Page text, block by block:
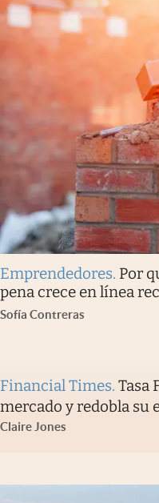
Emprendedores. Por
pena crece en línea
Sofía Contreras
Financial Times. Tasa
mercado y redobla su
Claire Jones